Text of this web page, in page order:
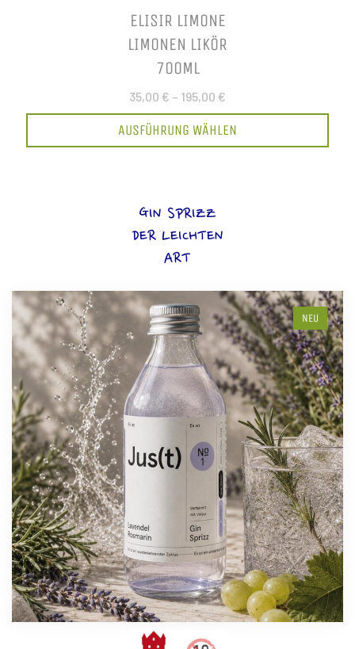
ELISIR LIMONE
LIMONEN LIKÖR
700ML
35,00 € – 195,00 €
AUSFÜHRUNG WÄHLEN
GIN SPRIZZ
DER LEICHTEN
ART
NEU